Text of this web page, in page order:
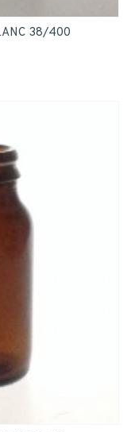
38/400